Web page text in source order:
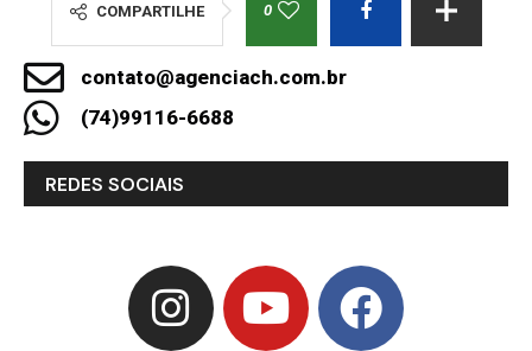
COMPARTILHE 0
contato@agenciach.com.br
(74)99116-6688
REDES SOCIAIS